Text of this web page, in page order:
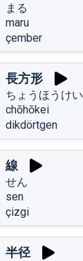
まる
maru
çember
長方形
ちょうほうけい
chōhōkei
dikdörtgen
線
せん
sen
çizgi
半径